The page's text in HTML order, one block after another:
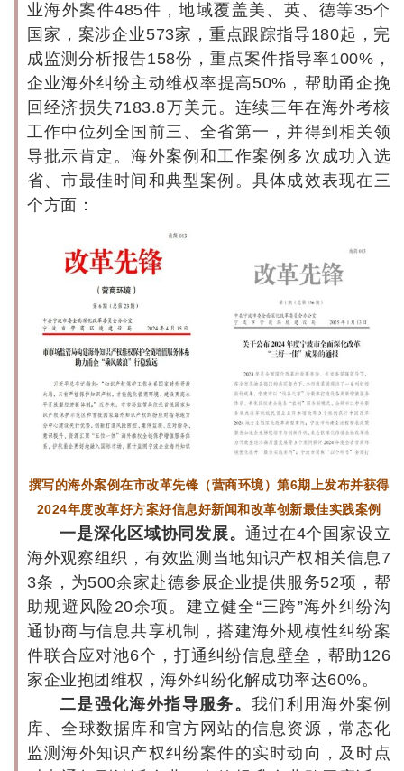
业海外案件485件，地域覆盖美、英、德等35个
国家，案涉企业573家，重点跟踪指导180起，完
成监测分析报告158份，重点案件指导率100%，
企业海外纠纷主动维权率提高50%，帮助甬企挽
回经济损失7183.8万美元。连续三年在海外考核
工作中位列全国前三、全省第一，并得到相关领
导批示肯定。海外案例和工作案例多次成功入选
省、市最佳时间和典型案例。具体成效表现在三
个方面：
撰写的海外案例在市改革先锋（营商环境）第6期上发布并获得
2024年度改革好方案好信息好新闻和改革创新最佳实践案例
一是深化区域协同发展。通过在4个国家设立
海外观察组织，有效监测当地知识产权相关信息7
3条，为500余家赴德参展企业提供服务52项，帮
助规避风险20余项。建立健全“三跨”海外纠纷沟
通协商与信息共享机制，搭建海外规模性纠纷案
件联合应对池6个，打通纠纷信息壁垒，帮助126
家企业抱团维权，海外纠纷化解成功率达60%。
二是强化海外指导服务。 我们利用海外案例
库、全球数据库和官方网站的信息资源，常态化
监测海外知识产权纠纷案件的实时动向，及时点